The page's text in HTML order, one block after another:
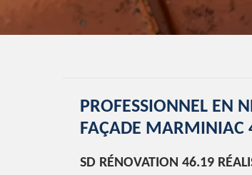
PROFESSIONNEL EN
FAÇADE MARMINIAC
SD RÉNOVATION 46.19